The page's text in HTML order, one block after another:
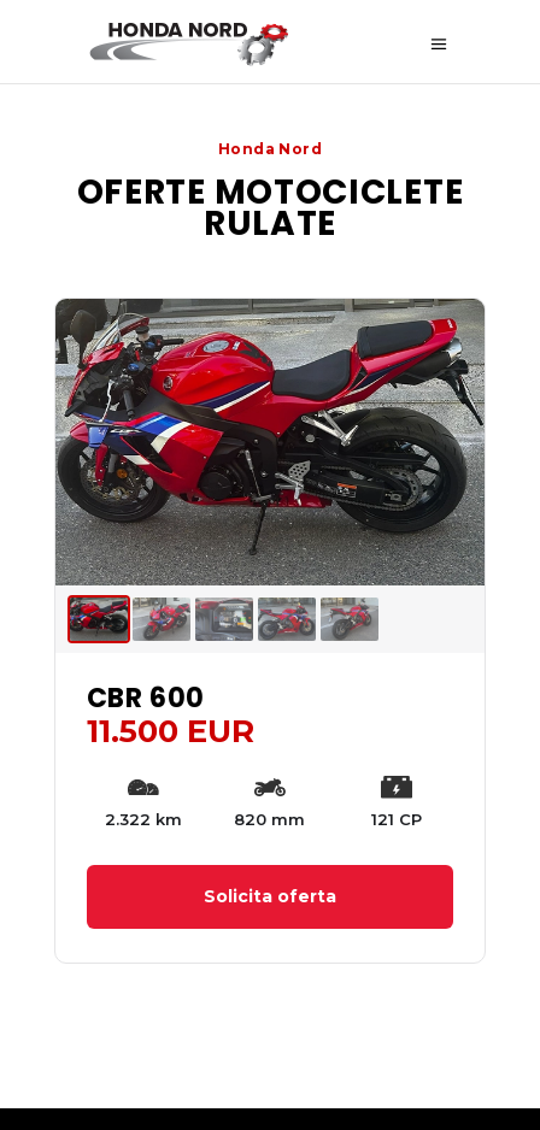
Honda Nord
OFERTE MOTOCICLETE
RULATE
CBR 600
11.500 EUR
2.322 km 820 mm 121 CP
Solicita oferta